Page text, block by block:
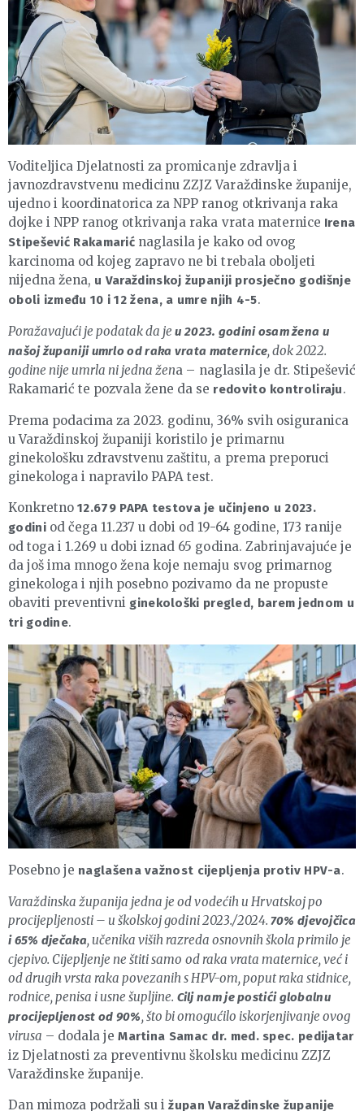
Voditeljica Djelatnosti za promicanje zdravlja i
javnozdravstvenu medicinu ZZJZ Varaždinske županije,
ujedno i koordinatorica za NPP ranog otkrivanja raka
dojke i NPP ranog otkrivanja raka vrata maternice Irena
Stipešević Rakamarić naglasila je kako od ovog
karcinoma od kojeg zapravo ne bi trebala oboljeti
nijedna žena, u Varaždinskoj županiji prosječno godišnje
oboli između 10 i 12 žena, a umre njih 4-5.
Poražavajući je podatak da jeu 2023. godiniosam žena u
našoj županiji umrlo od raka vrata maternice, dok 2022.
godine nije umrla ni jedna žena – naglasila je dr. Stipešević
Rakamarić te pozvala žene da se redovito kontroliraju.
Prema podacima za 2023. godinu, 36% svih osiguranica
u Varaždinskoj županiji koristilo je primarnu
ginekološku zdravstvenu zaštitu, a prema preporuci
ginekologa i napravilo PAPA test.
Konkretno12.679 PAPA testova je učinjeno u 2023.
godiniod čega 11.237 u dobi od 19-64 godine, 173 ranije
od toga i 1.269 u dobi iznad 65 godina. Zabrinjavajuće je
da još ima mnogo žena koje nemaju svog primarnog
ginekologa i njih posebno pozivamo da ne propuste
obaviti preventivni ginekološki pregled, barem jednom u
tri godine.
Posebno je naglašena važnost cijepljenja protiv HPV-a.
Varaždinska županija jedna je od vodećih u Hrvatskoj po
procijepljenosti – u školskoj godini 2023./2024. 70% djevojčica
i 65% dječaka, učenika viših razreda osnovnih škola primilo je
cjepivo. Cijepljenje ne štiti samo od raka vrata maternice, već i
od drugih vrsta raka povezanih s HPV-om, poput raka stidnice,
rodnice, penisa i usne šupljine. Cilj nam je postići globalnu
procijepljenost od 90%, što bi omogućilo iskorjenjivanje ovog
virusa – dodala jeMartina Samac dr. med. spec. pedijatar
iz Djelatnosti za preventivnu školsku medicinu ZZJZ
Varaždinske županije.
Dan mimoza podržali su ižupan Varaždinske županije